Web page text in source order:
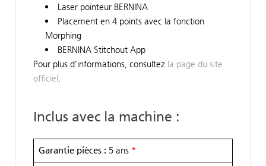
Laser pointeur BERNINA
Placement en 4 points avec la fonction
Morphing
BERNINA Stitchout App
Pour plus d’informations, consultez la page du site
officiel.
Inclus avec la machine :
Garantie pièces : 5 ans *